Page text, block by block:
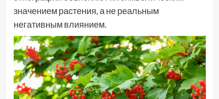
значением растения, а не реальным
негативным влиянием.